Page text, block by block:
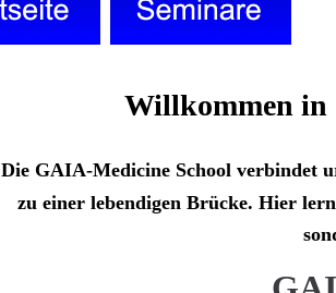
Die GAIA-Medicine School verbindet
zu einer lebendigen Brücke. Hier
Willkommen in